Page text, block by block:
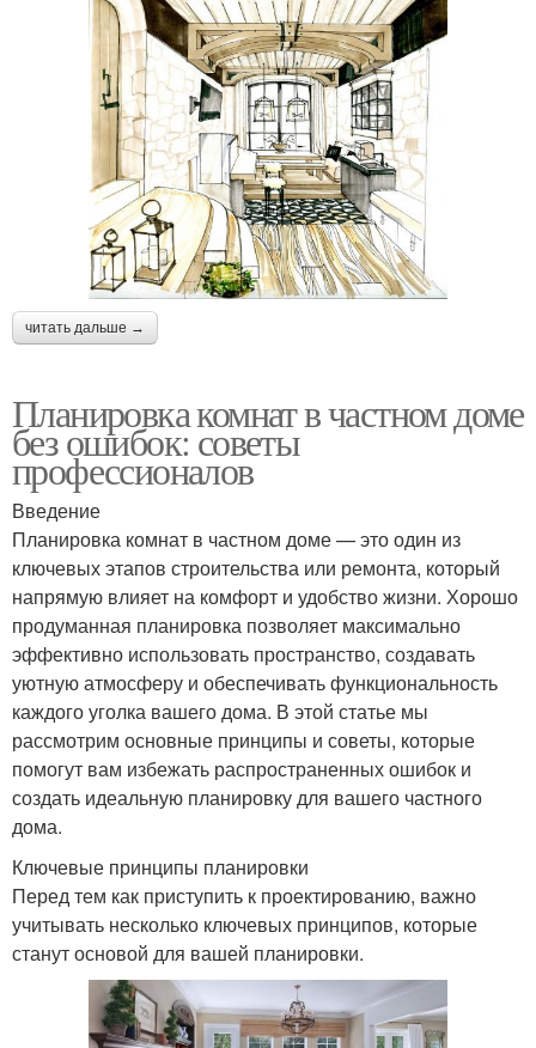
читать дальше →
Планировка комнат в частном доме
без ошибок: советы
профессионалов
Введение
Планировка комнат в частном доме — это один из
ключевых этапов строительства или ремонта, который
напрямую влияет на комфорт и удобство жизни. Хорошо
продуманная планировка позволяет максимально
эффективно использовать пространство, создавать
уютную атмосферу и обеспечивать функциональность
каждого уголка вашего дома. В этой статье мы
рассмотрим основные принципы и советы, которые
помогут вам избежать распространенных ошибок и
создать идеальную планировку для вашего частного
дома.
Ключевые принципы планировки
Перед тем как приступить к проектированию, важно
учитывать несколько ключевых принципов, которые
станут основой для вашей планировки.